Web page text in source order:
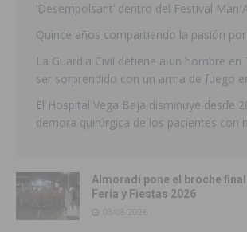
‘Desempolsant’ dentro del Festival
Quince años compartiendo la pasión
La Guardia Civil detiene a un hombre
ser sorprendido con un arma de fuego
El Hospital Vega Baja disminuye desde
demora quirúrgica de los pacientes con
Almoradí pone el broche
Feria y Fiestas 2026
03/08/2026